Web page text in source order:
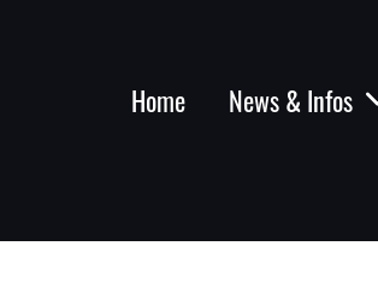
Home News & Infos